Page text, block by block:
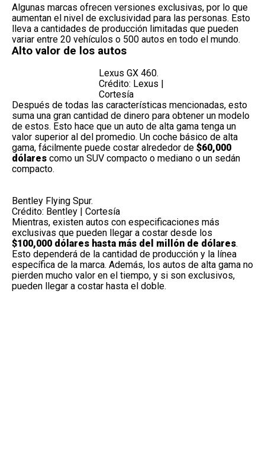
Algunas marcas ofrecen versiones exclusivas, por lo que
aumentan el nivel de exclusividad para las personas. Esto
lleva a cantidades de producción limitadas que pueden
variar entre 20 vehículos o 500 autos en todo el mundo.
Alto valor de los autos
Lexus GX 460.
Crédito: Lexus |
Cortesía
Después de todas las características mencionadas, esto
suma una gran cantidad de dinero para obtener un modelo
de estos. Esto hace que un auto de alta gama tenga un
valor superior al del promedio. Un coche básico de alta
gama, fácilmente puede costar alrededor de $60,000
dólares como un SUV compacto o mediano o un sedán
compacto.
Bentley Flying Spur.
Crédito: Bentley | Cortesía
Mientras, existen autos con especificaciones más
exclusivas que pueden llegar a costar desde los
$100,000 dólares hasta más del millón de dólares.
Esto dependerá de la cantidad de producción y la línea
específica de la marca. Además, los autos de alta gama no
pierden mucho valor en el tiempo, y si son exclusivos,
pueden llegar a costar hasta el doble.